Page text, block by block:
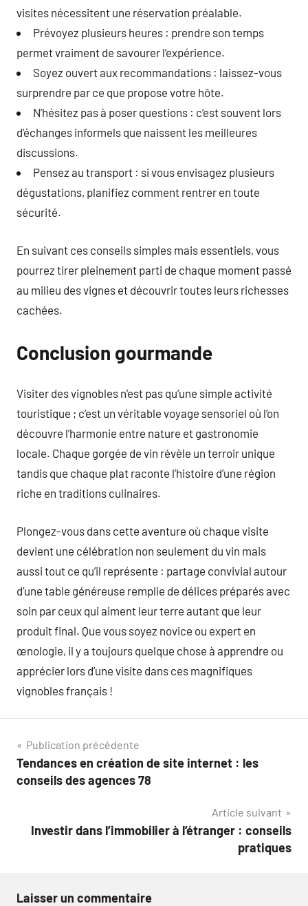
visites nécessitent une réservation préalable.
Prévoyez plusieurs heures : prendre son temps
permet vraiment de savourer l’expérience.
Soyez ouvert aux recommandations : laissez-vous
surprendre par ce que propose votre hôte.
N’hésitez pas à poser questions : c’est souvent lors
d’échanges informels que naissent les meilleures
discussions.
Pensez au transport : si vous envisagez plusieurs
dégustations, planifiez comment rentrer en toute
sécurité.
En suivant ces conseils simples mais essentiels, vous
pourrez tirer pleinement parti de chaque moment passé
au milieu des vignes et découvrir toutes leurs richesses
cachées.
Conclusion gourmande
Visiter des vignobles n’est pas qu’une simple activité
touristique ; c’est un véritable voyage sensoriel où l’on
découvre l’harmonie entre nature et gastronomie
locale. Chaque gorgée de vin révèle un terroir unique
tandis que chaque plat raconte l’histoire d’une région
riche en traditions culinaires.
Plongez-vous dans cette aventure où chaque visite
devient une célébration non seulement du vin mais
aussi tout ce qu’il représente : partage convivial autour
d’une table généreuse remplie de délices préparés avec
soin par ceux qui aiment leur terre autant que leur
produit final. Que vous soyez novice ou expert en
œnologie, il y a toujours quelque chose à apprendre ou
apprécier lors d’une visite dans ces magnifiques
vignobles français !
Navigation
de
Publication précédente
Tendances en création de site internet : les
conseils des agences 78
Article suivant
Investir dans l’immobilier à l’étranger : conseils
pratiques
Laisser un commentaire